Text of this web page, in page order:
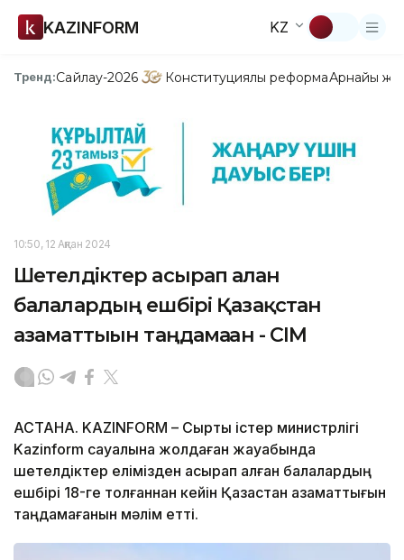
KAZINFORM KZ
Тренд:Сайлау-2026 Конституциялық реформаАрнайы
10:50, 12 Ақпан 2024
Шетелдіктер асырап алған
балалардың ешбірі Қазақстан
азаматтығын таңдамаған - СІМ
АСТАНА. KAZINFORM – Сыртқы істер министрлігі
Kazinform сауалына жолдаған жауабында
шетелдіктер елімізден асырап алған балалардың
ешбірі 18-ге толғаннан кейін Қазақстан азаматтығын
таңдамағанын мәлім етті.